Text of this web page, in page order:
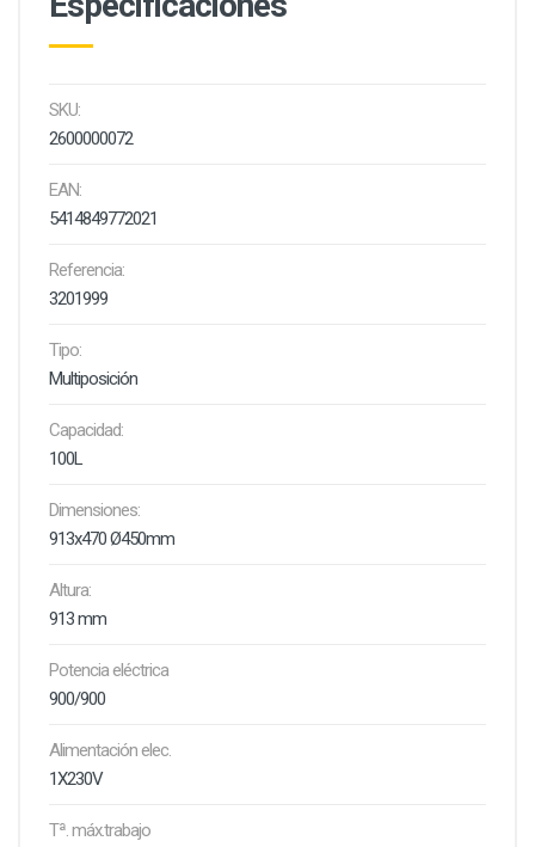
SKU:
2600000072
EAN:
5414849772021
Referencia:
3201999
Tipo:
Multiposición
Capacidad:
100L
Dimensiones:
913x470 Ø450mm
Altura:
913 mm
Potencia eléctrica
900/900
Alimentación elec.
1X230V
Tª. máx.trabajo